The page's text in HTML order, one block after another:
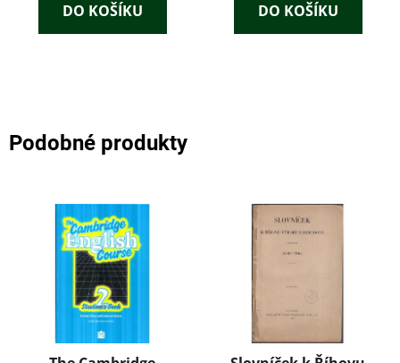
DO KOŠÍKU DO KOŠÍKU
Podobné produkty